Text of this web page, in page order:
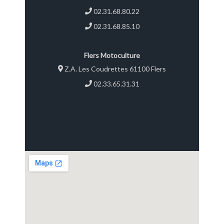
02.31.68.80.22
02.31.68.85.10
Flers Motoculture
Z.A. Les Coudrettes 61100 Flers
02.33.65.31.31